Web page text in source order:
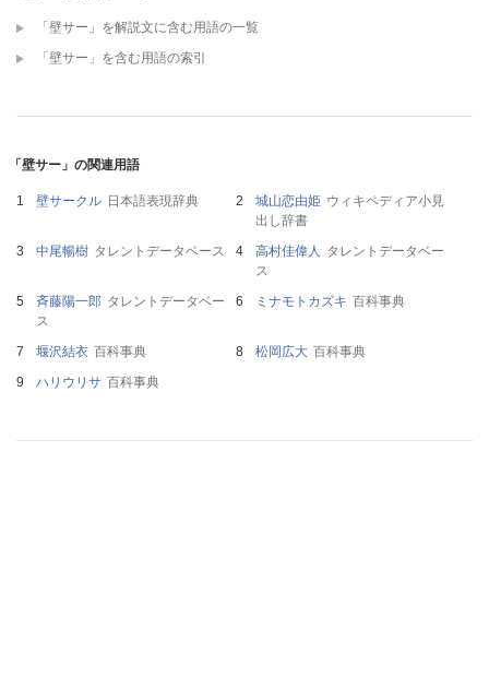
「壁サー」を解説文に含む用語の一覧
「壁サー」を含む用語の索引
「壁サー」の関連用語
壁サークル 日本語表現辞典 城山恋由姫 ウィキペディア小見
出し辞書
中尾暢樹 タレントデータベース 高村佳偉人 タレントデータベー
ス
斉藤陽一郎 タレントデータベー
ス
ミナモトカズキ 百科事典
堰沢結衣 百科事典 松岡広大 百科事典
ハリウリサ 百科事典